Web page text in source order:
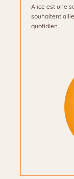
Alice est une
souhaitent
quotidien.